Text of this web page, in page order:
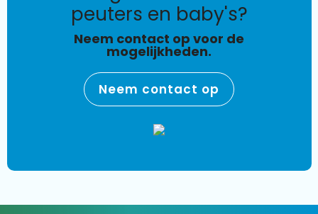
peuters en baby's?
Neem contact op voor de
mogelijkheden.
Neem contact op